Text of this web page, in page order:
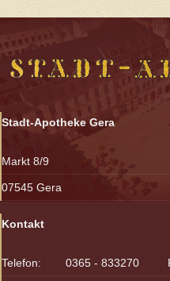
Stadt-Apotheke Gera
Markt 8/9
07545 Gera
Kontakt
Telefon: 0365 - 833270